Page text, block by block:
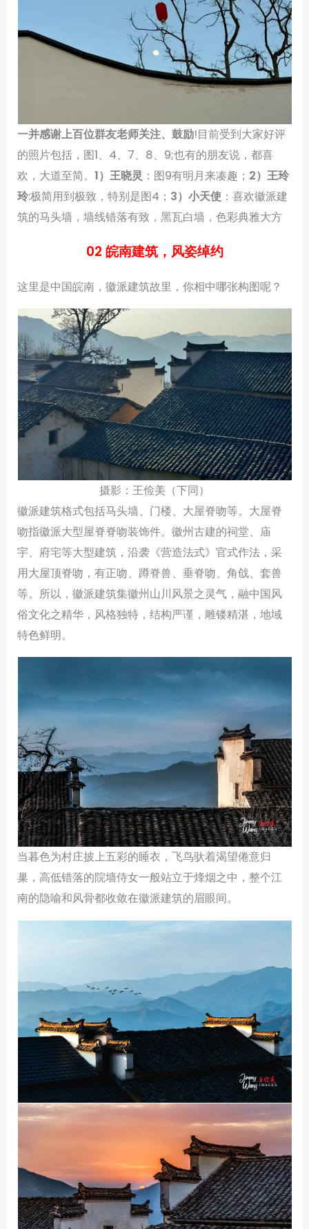
一并感谢上百位群友老师关注、鼓励!目前受到大家好评
的照片包括，图1、4、7、8、9;也有的朋友说，都喜
欢，大道至简。1）王晓灵 ：图9有明月来凑趣； 2）王玲
玲:极简用到极致，特别是图4； 3）小天使 ：喜欢徽派建
筑的马头墙，墙线错落有致，黑瓦白墙，色彩典雅大方
02 皖南建筑，风姿绰约
这里是中国皖南，徽派建筑故里，你相中哪张构图呢？
摄影：王俭美（下同）
徽派建筑格式包括马头墙、门楼、大屋脊吻等。大屋脊
吻指徽派大型屋脊脊吻装饰件。徽州古建的祠堂、庙
宇、府宅等大型建筑，沿袭《营造法式》官式作法，采
用大屋顶脊吻，有正吻、蹲脊兽、垂脊吻、角戗、套兽
等。所以，徽派建筑集徽州山川风景之灵气，融中国风
俗文化之精华，风格独特，结构严谨，雕镂精湛，地域
特色鲜明。
当暮色为村庄披上五彩的睡衣，飞鸟驮着渴望倦意归
巢，高低错落的院墙侍女一般站立于烽烟之中，整个江
南的隐喻和风骨都收敛在徽派建筑的眉眼间。